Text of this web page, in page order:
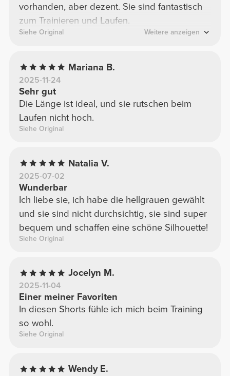
vorhanden, aber dezent. Sie sind fantastisch
zum Trainieren und Laufen.
Siehe Original Weitere anzeigen
Mariana B.
2025-11-24
Sehr gut
Die Länge ist ideal, und sie rutschen beim
Laufen nicht hoch.
Siehe Original
Natalia V.
2025-07-02
Wunderbar
Ich liebe sie, ich habe die hellgrauen gewählt
und sie sind nicht durchsichtig, sie sind super
bequem und schaffen eine schöne Silhouette!
Siehe Original
Jocelyn M.
2025-11-04
Einer meiner Favoriten
In diesen Shorts fühle ich mich beim Training
so wohl.
Siehe Original
Wendy E.